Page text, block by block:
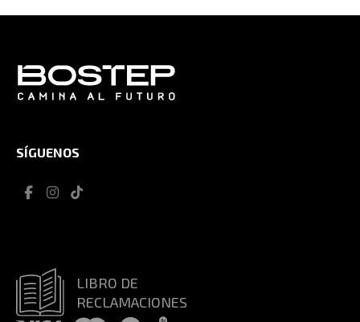
SÍGUENOS
LIBRO DE
RECLAMACIONES